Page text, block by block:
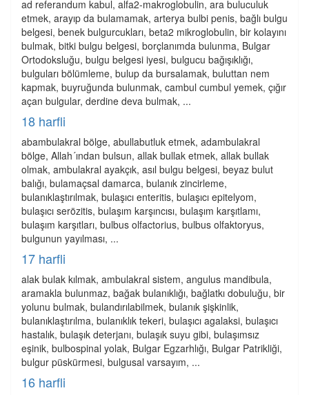
ad referandum kabul, alfa2-makroglobulin, ara buluculuk
etmek, arayıp da bulamamak, arterya bulbi penis, bağlı bulgu
belgesi, benek bulgurcukları, beta2 mikroglobulin, bir kolayını
bulmak, bitki bulgu belgesi, borçlanımda bulunma, Bulgar
Ortodoksluğu, bulgu belgesi iyesi, bulgucu bağışıklığı,
bulguları bölümleme, bulup da bursalamak, buluttan nem
kapmak, buyruğunda bulunmak, cambul cumbul yemek, çığır
açan bulgular, derdine deva bulmak, ...
18 harfli
abambulakral bölge, abullabutluk etmek, adambulakral
bölge, Allah´ından bulsun, allak bullak etmek, allak bullak
olmak, ambulakral ayakçık, asıl bulgu belgesi, beyaz bulut
balığı, bulamaçsal damarca, bulanık zincirleme,
bulanıklaştırılmak, bulaşıcı enteritis, bulaşıcı epitelyom,
bulaşıcı serözitis, bulaşım karşıncısı, bulaşım karşıtlamı,
bulaşım karşıtları, bulbus olfactorius, bulbus olfaktoryus,
bulgunun yayılması, ...
17 harfli
alak bulak kılmak, ambulakral sistem, angulus mandibula,
aramakla bulunmaz, bağak bulanıklığı, bağlatkı dobuluğu, bir
yolunu bulmak, bulandırılabilmek, bulanık şişkinlik,
bulanıklaştırılma, bulanıklık tekeri, bulaşıcı agalaksi, bulaşıcı
hastalık, bulaşık deterjanı, bulaşık suyu gibi, bulaşımsız
eşinik, bulbospinal yolak, Bulgar Egzarhlığı, Bulgar Patrikliği,
bulgur püskürmesi, bulgusal varsayım, ...
16 harfli